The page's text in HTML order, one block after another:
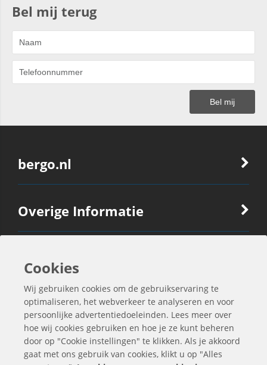
Bel mij terug
bergo.nl
Overige Informatie
Ook Interessant
Contactgegevens
Cookies
Wij gebruiken cookies om de gebruikservaring te
optimaliseren, het webverkeer te analyseren en voor
persoonlijke advertentiedoeleinden. Lees meer over
hoe wij cookies gebruiken en hoe je ze kunt beheren
door op "Cookie instellingen" te klikken. Als je akkoord
gaat met ons gebruik van cookies, klikt u op "Alles